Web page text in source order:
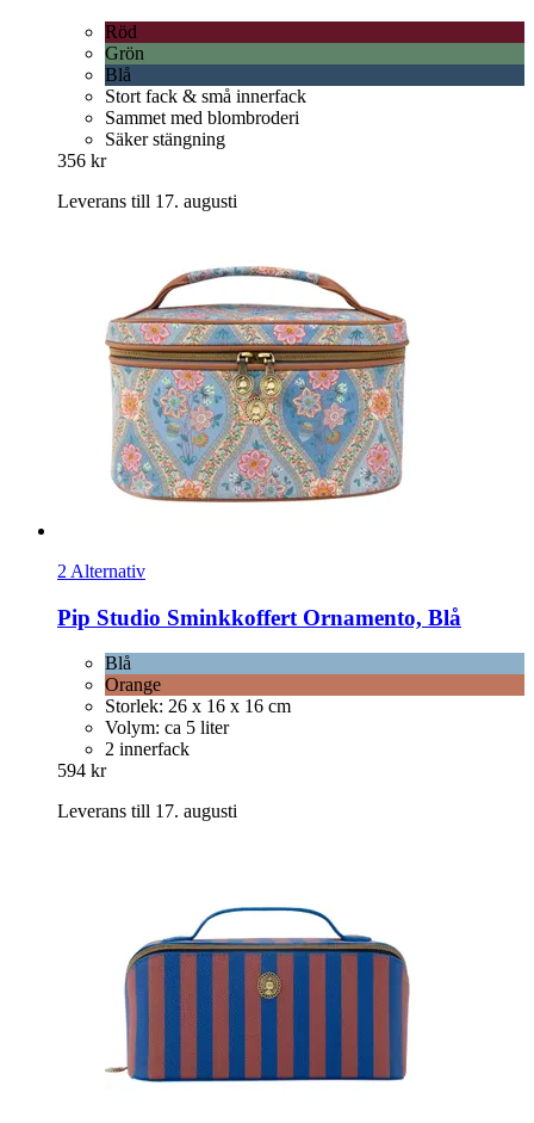
Röd
Grön
Blå
Stort fack & små innerfack
Sammet med blombroderi
Säker stängning
356 kr
Leverans till 17. augusti
2 Alternativ
Pip Studio Sminkkoffert Ornamento, Blå
Blå
Orange
Storlek: 26 x 16 x 16 cm
Volym: ca 5 liter
2 innerfack
594 kr
Leverans till 17. augusti